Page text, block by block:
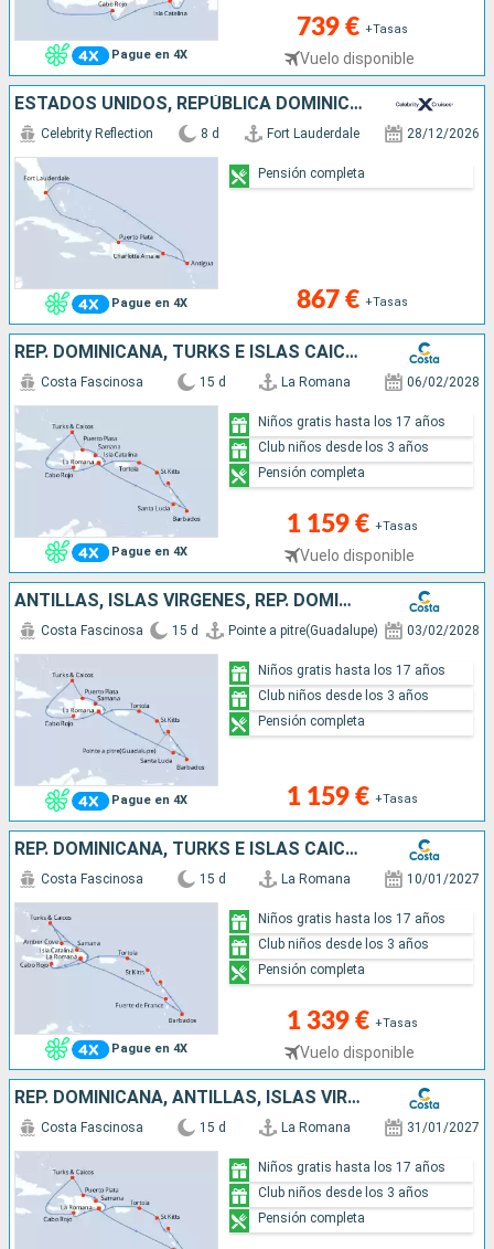
Pague en 4X
739 € +Tasas
Vuelo disponible
ESTADOS UNIDOS, REPÚBLICA DOMINICANA, ANTIGUA Y BARBUDA
Pague en 4X
Celebrity Reflection 8 d Fort Lauderdale 28/12/2026
867 € +Tasas
Pensión completa
REP. DOMINICANA, TURKS E ISLAS CAICOS, ANTILLAS, ISLAS VÍRGENES
Pague en 4X
Costa Fascinosa 15 d La Romana 06/02/2028
1 159 € +Tasas
Vuelo disponible
Niños gratis hasta los 17 años
Club niños desde los 3 años
Pensión completa
ANTILLAS, ISLAS VÍRGENES, REP. DOMINICANA, TURKS E ISLAS CAICOS
Pague en 4X
Costa Fascinosa 15 d Pointe a pitre(Guadalupe) 03/02/2028
1 159 € +Tasas
Niños gratis hasta los 17 años
Club niños desde los 3 años
Pensión completa
REP. DOMINICANA, TURKS E ISLAS CAICOS, ANTILLAS, ISLAS VÍRGENES
Pague en 4X
Costa Fascinosa 15 d La Romana 10/01/2027
1 339 € +Tasas
Vuelo disponible
Niños gratis hasta los 17 años
Club niños desde los 3 años
Pensión completa
REP. DOMINICANA, ANTILLAS, ISLAS VÍRGENES, TURKS E ISLAS CAICOS
Costa Fascinosa 15 d La Romana 31/01/2027
Niños gratis hasta los 17 años
Club niños desde los 3 años
Pensión completa